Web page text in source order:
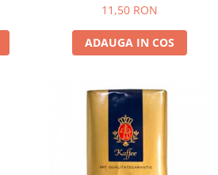
11,50 RON
ADAUGA IN COS